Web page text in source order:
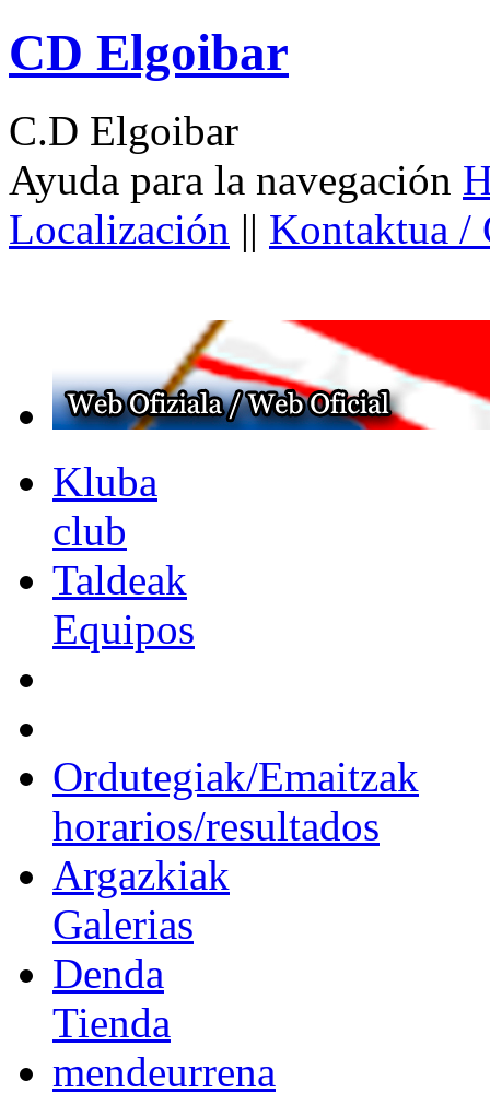
CD Elgoibar
C.D Elgoibar
Ayuda para la navegación
Localización || Kontaktua /
Kluba
club
Taldeak
Equipos
Ordutegiak/Emaitzak
horarios/resultados
Argazkiak
Galerias
Denda
Tienda
mendeurrena